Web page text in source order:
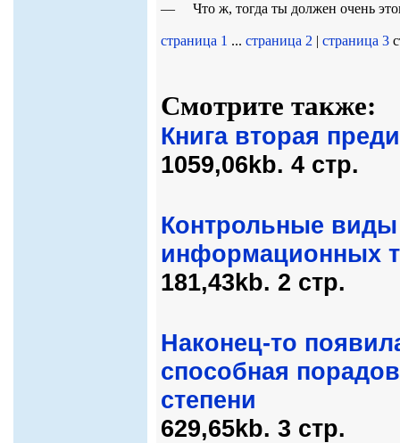
— Что ж, тогда ты должен очень
страница 1 ... страница 2 | страница 3
Смотрите также:
Книга вторая
1059,06kb. 4 стр.
Контрольные
информационных
181,43kb. 2 стр.
Наконец-то
способная
степени
629,65kb. 3 стр.